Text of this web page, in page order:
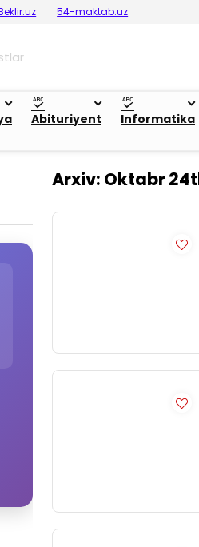
54-maktab.uz
Abituriyent Informatika
Arxiv: Oktabr